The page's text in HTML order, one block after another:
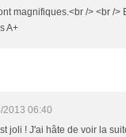
magnifiques.<br /> <br />
A+
2013 06:40
joli ! J'ai hâte de voir la